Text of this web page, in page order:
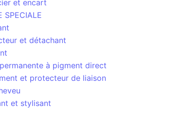
et encart
SPECIALE
et détachant
à pigment direct
et protecteur de liaison
et stylisant